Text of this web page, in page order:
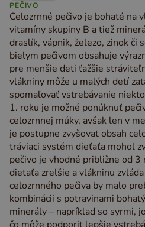
PEČIVO
Celozrnné pečivo je bohaté na
vitamíny skupiny B a tiež
draslík, vápnik, železo, zinok či
bielym pečivom obsahuje
pre menšie deti ťažšie
vlákniny môže u malých detí
spomaľovať vstrebávanie
1. roku je možné ponúknuť
celozrnnej múky, avšak len v
je postupne zvyšovať obsah
tráviaci systém dieťaťa mohol
pečivo je vhodné približne od 3
dieťaťa zrelšie a vlákninu
celozrnného pečiva by malo
kombinácii s potravinami
minerály – napríklad so syrmi,